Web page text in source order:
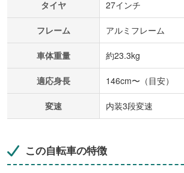
タイヤ 27インチ
フレーム アルミフレーム
車体重量 約23.3kg
適応身長 146cm〜（目安）
変速 内装3段変速
この自転車の特徴